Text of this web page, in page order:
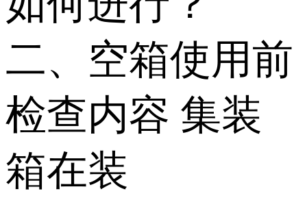
二、空箱使用前
检查内容 集装
箱在装